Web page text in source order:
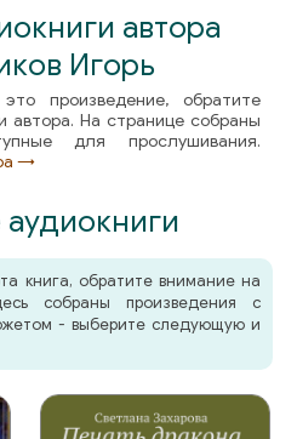
автора
Игорь
произведение, обратите
автора. На странице собраны
для прослушивания.
→
книга, обратите внимание на
собраны произведения с
- выберите следующую и